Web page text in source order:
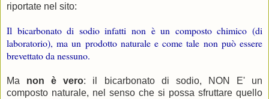
riportate nel sito:
Il bicarbonato di sodio infatti non è un composto chimico (di
laboratorio), ma un prodotto naturale e come tale non può essere
brevettato da nessuno.
Ma non è vero: il bicarbonato di sodio, NON E' un
composto naturale, nel senso che si possa sfruttare quello